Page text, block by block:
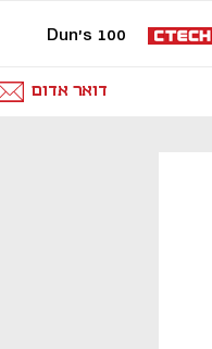
Dun's 100
דואר אדום